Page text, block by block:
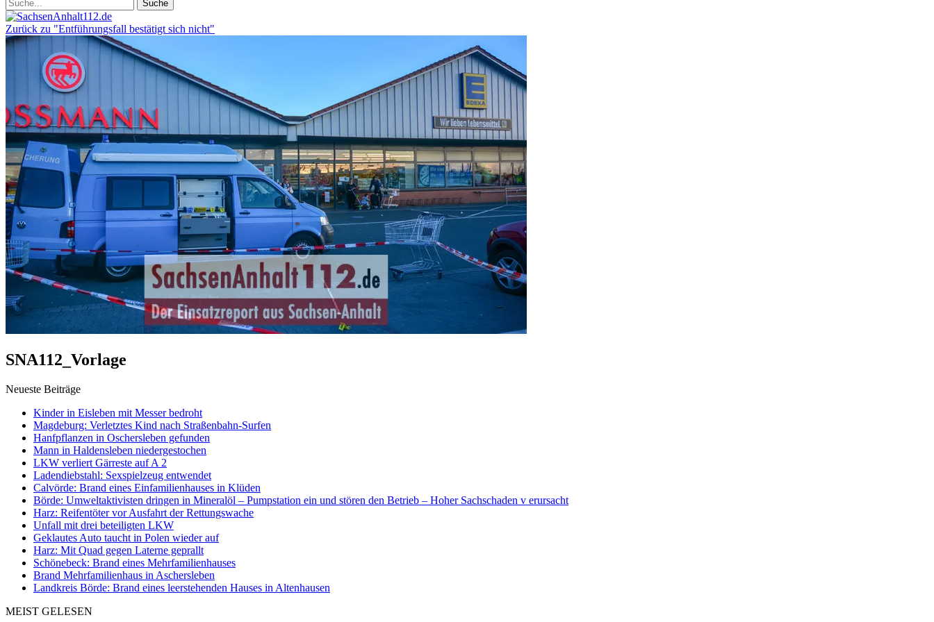
Zurück zu "Entführungsfall bestätigt sich nicht"
SNA112_Vorlage
Neueste Beiträge
Kinder in Eisleben mit Messer bedroht
Magdeburg: Verletztes Kind nach Straßenbahn-Surfen
Hanfpflanzen in Oschersleben gefunden
Mann in Haldensleben niedergestochen
LKW verliert Gärreste auf A 2
Ladendiebstahl: Sexspielzeug entwendet
Calvörde: Brand eines Einfamilienhauses in Klüden
Börde: Umweltaktivisten dringen in Mineralöl – Pumpstation ein und stören den Betrieb – Hoher Sachschaden v erursacht
Harz: Reifentöter vor Ausfahrt der Rettungswache
Unfall mit drei beteiligten LKW
Geklautes Auto taucht in Polen wieder auf
Harz: Mit Quad gegen Laterne geprallt
Schönebeck: Brand eines Mehrfamilienhauses
Brand Mehrfamilienhaus in Aschersleben
Landkreis Börde: Brand eines leerstehenden Hauses in Altenhausen
MEIST GELESEN